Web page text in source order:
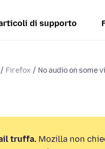
di supporto
Firefox No audio on some
truffa. Mozilla non